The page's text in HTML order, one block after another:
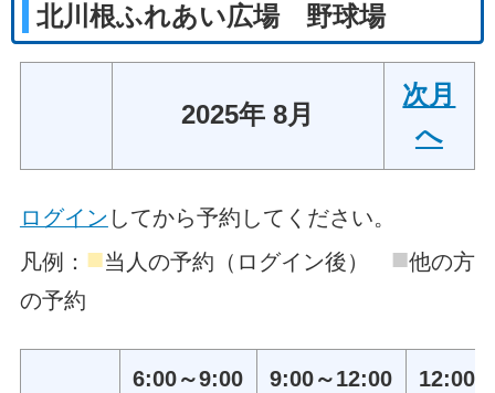
北川根ふれあい広場 野球場
2025年 8月
次月
へ
ログイン してから予約してください。
凡例： ■当人の予約（ログイン後） ■他の方
の予約
6:00～9:00 9:00～12:00 12:00